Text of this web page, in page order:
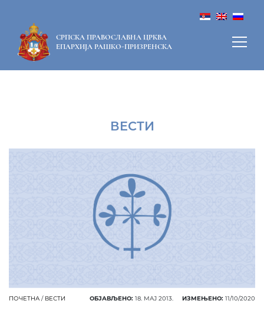
СРПСКА ПРАВОСЛАВНА ЦРКВА
ЕПАРХИЈА РАШКО-ПРИЗРЕНСКА
ВЕСТИ
ПОЧЕТНА / ВЕСТИ ОБЈАВЉЕНО: 18. МАЈ 2013. ИЗМЕЊЕНО: 11/10/2020